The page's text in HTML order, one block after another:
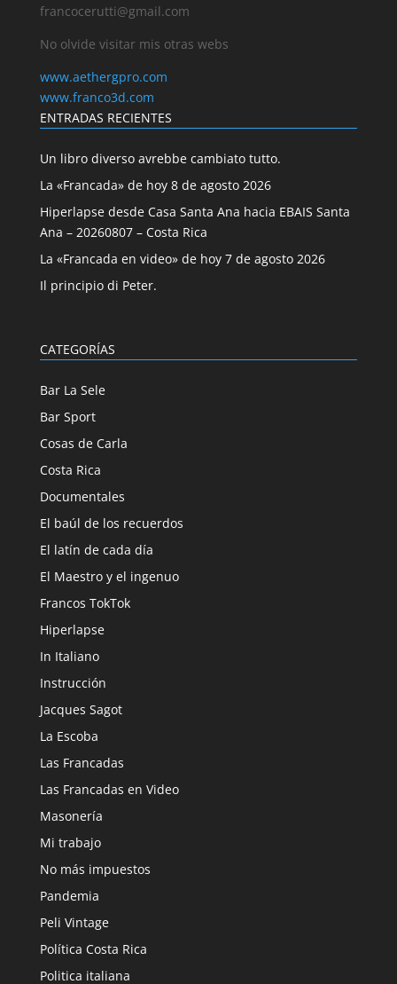
francocerutti@gmail.com
No olvide visitar mis otras webs
www.aethergpro.com
www.franco3d.com
ENTRADAS RECIENTES
Un libro diverso avrebbe cambiato tutto.
La «Francada» de hoy 8 de agosto 2026
Hiperlapse desde Casa Santa Ana hacia EBAIS Santa
Ana – 20260807 – Costa Rica
La «Francada en video» de hoy 7 de agosto 2026
Il principio di Peter.
CATEGORÍAS
Bar La Sele
Bar Sport
Cosas de Carla
Costa Rica
Documentales
El baúl de los recuerdos
El latín de cada día
El Maestro y el ingenuo
Francos TokTok
Hiperlapse
In Italiano
Instrucción
Jacques Sagot
La Escoba
Las Francadas
Las Francadas en Video
Masonería
Mi trabajo
No más impuestos
Pandemia
Peli Vintage
Política Costa Rica
Politica italiana